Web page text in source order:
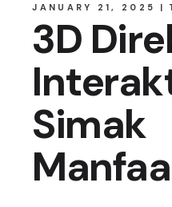
JANUARY 21, 2025
3D
Simak